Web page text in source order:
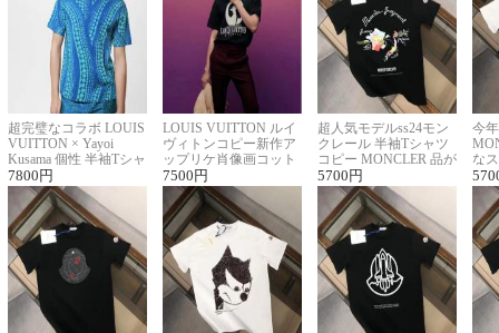
超完璧なコラボ LOUIS
VUITTON × Yayoi
Kusama 個性 半袖Tシャ
ツコピー男女兼用
7800 円
LOUIS VUITTON ルイ
ヴィトンコピー新作ア
ップリケ肖像画コット
ンニット半袖Tシャツ
7500 円
超人気モデルss24モン
クレール 半袖Tシャツ
コピー MONCLER 品が
良く見た目
5700 円
今
な
ル